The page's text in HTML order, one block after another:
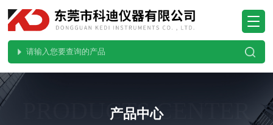
PRODUCTS CENTER
产品中心